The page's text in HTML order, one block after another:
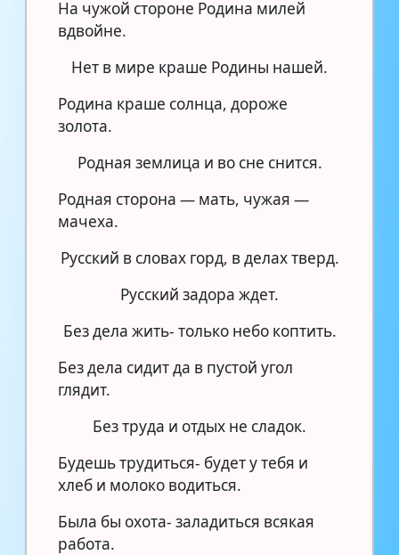
На чужой стороне Родина милей
вдвойне.
Нет в мире краше Родины нашей.
Родина краше солнца, дороже
золота.
Родная землица и во сне снится.
Родная сторона — мать, чужая —
мачеха.
Русский в словах горд, в делах тверд.
Русский задора ждет.
Без дела жить- только небо коптить.
Без дела сидит да в пустой угол
глядит.
Без труда и отдых не сладок.
Будешь трудиться- будет у тебя и
хлеб и молоко водиться.
Была бы охота- заладиться всякая
работа.